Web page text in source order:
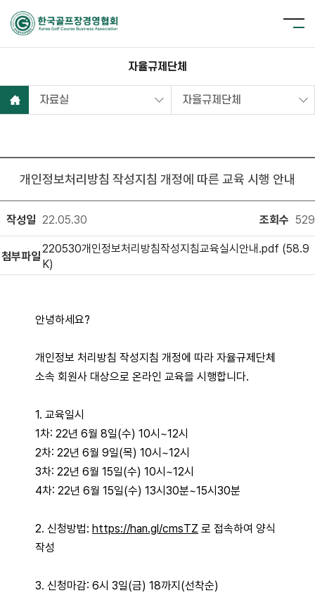
자율규제단체
자료실 자율규제단체
개인정보처리방침 작성지침 개정에 따른 교육 시행 안내
작성일 22.05.30 조회수 529
첨부파일
220530개인정보처리방침작성지침교육실시안내.pdf (58.9
K)
안녕하세요?
개인정보 처리방침 작성지침 개정에 따라 자율규제단체
소속 회원사 대상으로 온라인 교육을 시행합니다.
1. 교육일시
1차: 22년 6월 8일(수) 10시~12시
2차: 22년 6월 9일(목) 10시~12시
3차: 22년 6월 15일(수) 10시~12시
4차: 22년 6월 15일(수) 13시30분~15시30분
2. 신청방법: https://han.gl/cmsTZ 로 접속하여 양식
작성
3. 신청마감: 6시 3일(금) 18까지(선착순)